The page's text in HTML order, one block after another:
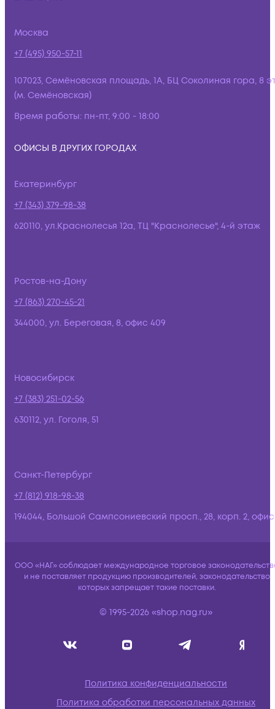
Москва
+7 (495) 950-57-11
107023, Семёновская площадь, 1А, БЦ Соколиная гора, 8
(м. Семёновская)
Время работы: пн-пт, 9:00 - 18:00
ОФИСЫ В ДРУГИХ ГОРОДАХ
Екатеринбург
+7 (343) 379-98-38
620110, ул.Краснолесья 12а, ТЦ "Краснолесье", 4-й этаж
Ростов-на-Дону
+7 (863) 270-45-21
344000, ул. Береговая, 8, офис 409
Новосибирск
+7 (383) 251-02-56
630112, ул. Гоголя, 51
Санкт-Петербург
+7 (812) 918-98-38
194044, Большой Сампсониевский просп., 28, корп. 2,
ООО «НАГ» соблюдает международное торговое
и не поставляет продукцию производителей, законодательство
которых запрещает такие поставки.
© 1995-2026 «shop.nag.ru»
Политика конфиденциальности
Политика обработки персональных данных